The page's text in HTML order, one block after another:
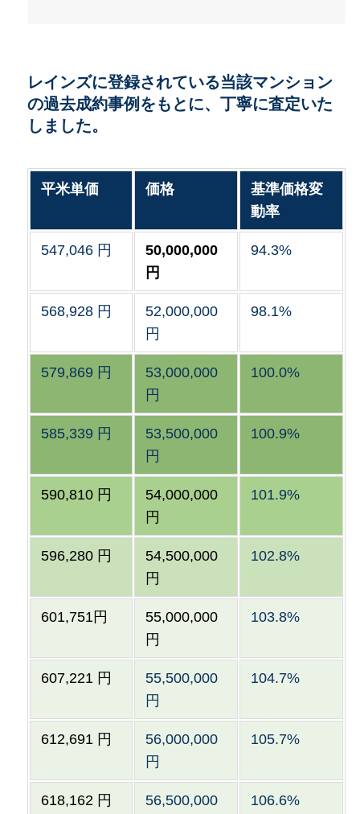
レインズに登録されている当該マンション
の過去成約事例をもとに、丁寧に査定いた
しました。
平米単価 価格
基準価格変
動率
547,046 円
50,000,000
円
94.3%
568,928 円
52,000,000
円
98.1%
579,869 円
53,000,000
円
100.0%
585,339 円
53,500,000
円
100.9%
590,810 円
54,000,000
円
101.9%
596,280 円
54,500,000
円
102.8%
601,751円
55,000,000
円
103.8%
607,221 円
55,500,000
円
104.7%
612,691 円
56,000,000
円
105.7%
618,162 円
56,500,000
106.6%